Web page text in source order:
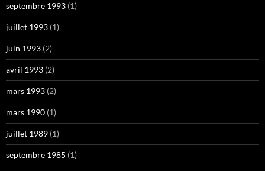
septembre 1993 (1)
juillet 1993 (1)
juin 1993 (2)
avril 1993 (2)
mars 1993 (2)
mars 1990 (1)
juillet 1989 (1)
septembre 1985 (1)